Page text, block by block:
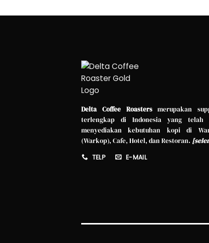
Delta Coffee Roastersmerupakan
terlengkap di Indonesia yang telah
menyediakan kebutuhan kopi di
(Warkop), Cafe, Hotel, dan Restoran. [
TELP E-MAIL